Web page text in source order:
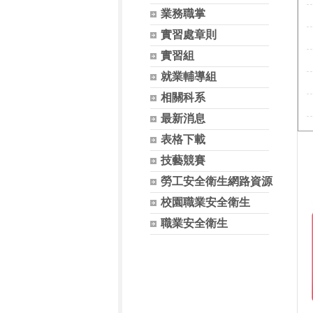
業務職掌
實習處章則
實習組
就業輔導組
相關科系
最新消息
表格下載
技藝競賽
勞工安全衛生網路資源
校園職業安全衛生
職業安全衛生